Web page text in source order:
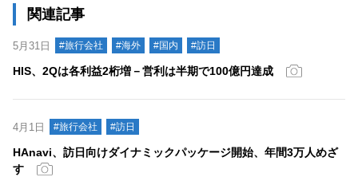
関連記事
5月31日 #旅行会社 #海外 #国内 #訪日
HIS、2Qは各利益2桁増－営利は半期で100億円達成
4月1日 #旅行会社 #訪日
HAnavi、訪日向けダイナミックパッケージ開始、年間3万人めざ
す